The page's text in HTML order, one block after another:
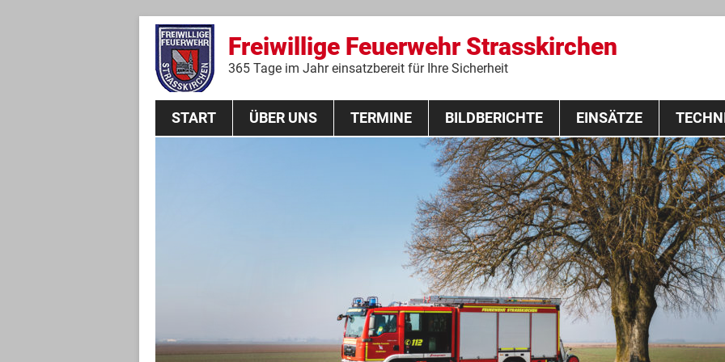
Freiwillige Feuerwehr Strasskirchen
365 Tage im Jahr einsatzbereit für Ihre Sicherheit
Zum
springen
START ÜBER UNS TERMINE
THL Lehrgang 2020
BILDBERICHTE EINSÄTZE
Fahrzeuge
Ausrüstung